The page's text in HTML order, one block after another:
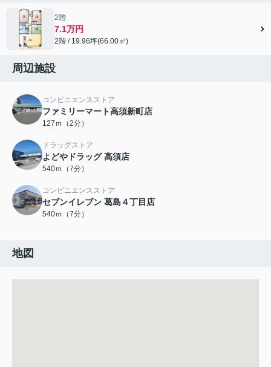
2階
7.1万円
2階 / 19.96坪(66.00㎡)
周辺施設
コンビニエンスストア
ファミリーマート高須新町店
127ｍ（2分）
ドラッグストア
よどやドラッグ 高須店
540ｍ（7分）
コンビニエンスストア
セブンイレブン 葛島４丁目店
540ｍ（7分）
地図